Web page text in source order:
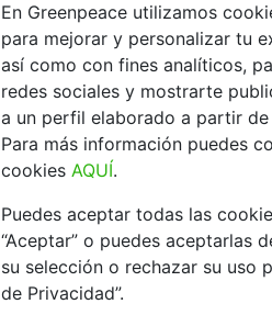
En Greenpeace utilizamos
para mejorar y personalizar tu
así como con fines analíticos,
redes sociales y mostrarte
a un perfil elaborado a partir
Para más información puedes
cookies AQUÍ.
Puedes aceptar todas las
“Aceptar” o puedes aceptarlas
su selección o rechazar su uso
de Privacidad”.